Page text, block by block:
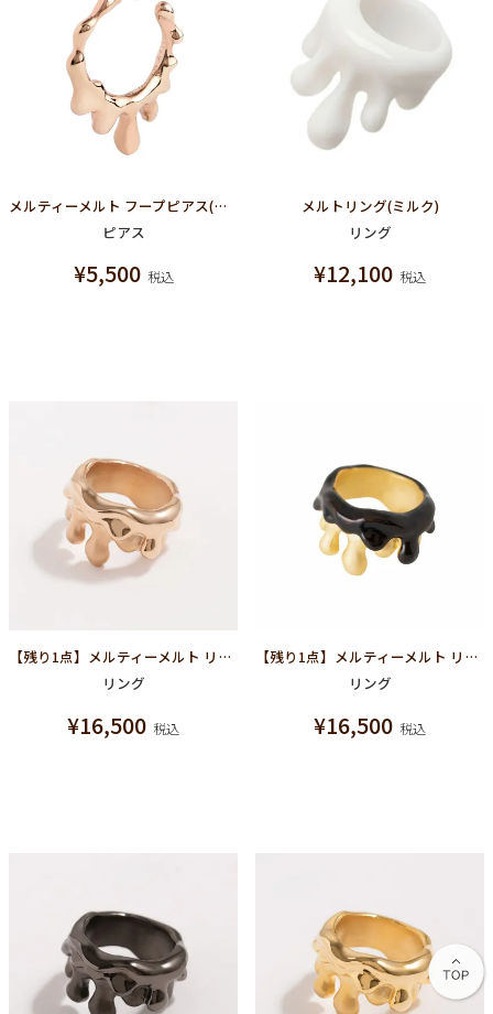
メルティーメルト フープピアス(ピンクゴールド)
ピアス
¥5,500 税込
メルトリング(ミルク)
リング
¥12,100 税込
【残り1点】メルティーメルト リング(ピンク×マットピンク)
リング
¥16,500 税込
【残り1点】メルティーメルト リング(ブラウン×マットゴールド)
リング
¥16,500 税込